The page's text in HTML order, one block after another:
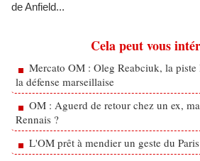
de Anfield...
Cela peut vous
Mercato OM : Oleg Reabciuk, la
la défense marseillaise
OM : Aguerd de retour chez un ex,
Rennais ?
L'OM prêt à mendier un geste du